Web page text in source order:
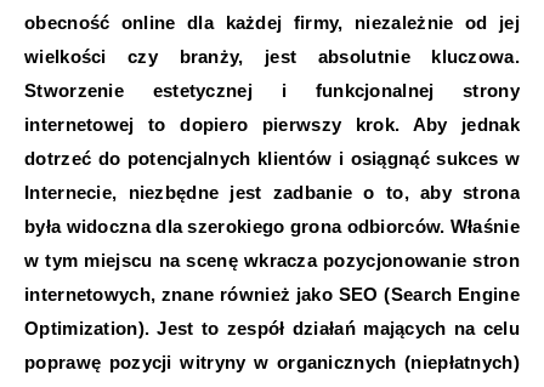
obecność online dla każdej firmy, niezależnie od jej
wielkości czy branży, jest absolutnie kluczowa.
Stworzenie estetycznej i funkcjonalnej strony
internetowej to dopiero pierwszy krok. Aby jednak
dotrzeć do potencjalnych klientów i osiągnąć sukces w
Internecie, niezbędne jest zadbanie o to, aby strona
była widoczna dla szerokiego grona odbiorców. Właśnie
w tym miejscu na scenę wkracza pozycjonowanie stron
internetowych, znane również jako SEO (Search Engine
Optimization). Jest to zespół działań mających na celu
poprawę pozycji witryny w organicznych (niepłatnych)